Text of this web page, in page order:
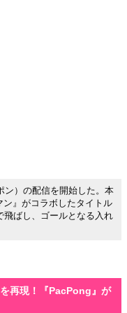
ン）の配信を開始した。本
』がコラボしたタイトル
飛ばし、ゴールとなる入れ
再現！『PacPong』が